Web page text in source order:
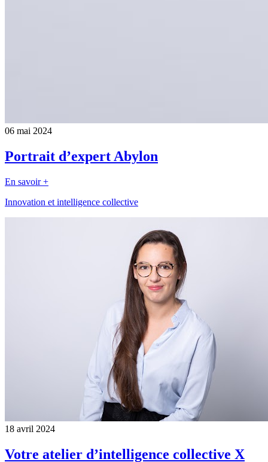
06 mai 2024
Portrait d’expert Abylon
En savoir +
Innovation et intelligence collective
18 avril 2024
Votre atelier d’intelligence collective X